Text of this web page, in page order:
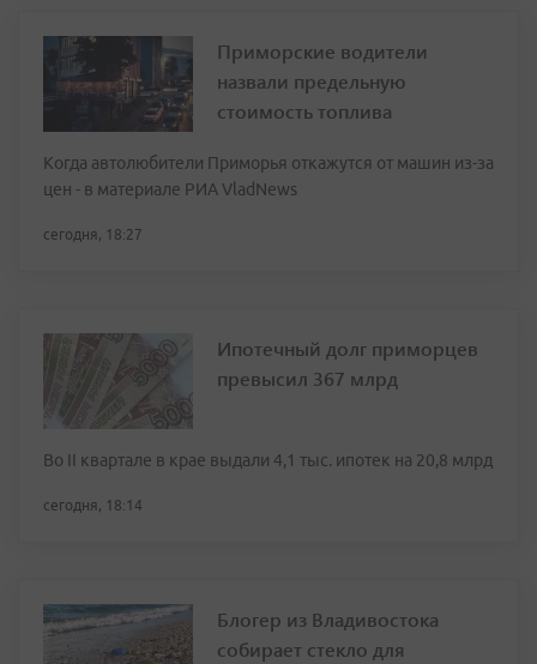
Приморские водители
назвали предельную
стоимость топлива
Когда автолюбители Приморья откажутся от машин из-за
цен - в материале РИА VladNews
сегодня, 18:27
Ипотечный долг приморцев
превысил 367 млрд
Во II квартале в крае выдали 4,1 тыс. ипотек на 20,8 млрд
сегодня, 18:14
Блогер из Владивостока
собирает стекло для